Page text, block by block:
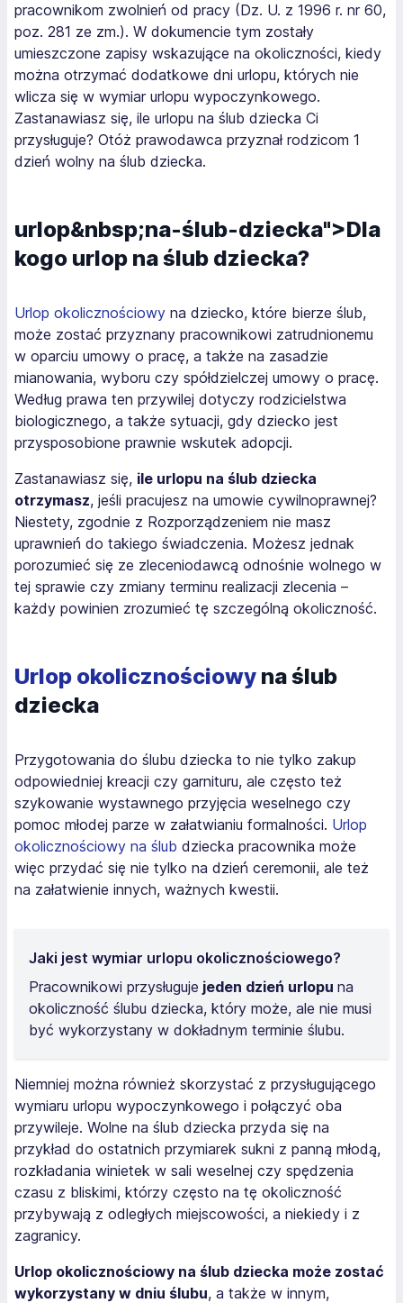
pracownikom zwolnień od pracy (Dz. U. z 1996 r. nr 60,
poz. 281 ze zm.). W dokumencie tym zostały
umieszczone zapisy wskazujące na okoliczności, kiedy
można otrzymać dodatkowe dni urlopu, których nie
wlicza się w wymiar urlopu wypoczynkowego.
Zastanawiasz się, ile urlopu na ślub dziecka Ci
przysługuje? Otóż prawodawca przyznał rodzicom 1
dzień wolny na ślub dziecka.
urlop&nbsp;na-ślub-dziecka">Dla
kogo urlop na ślub dziecka?
Urlop okolicznościowy na dziecko, które bierze ślub,
może zostać przyznany pracownikowi zatrudnionemu
w oparciu umowy o pracę, a także na zasadzie
mianowania, wyboru czy spółdzielczej umowy o pracę.
Według prawa ten przywilej dotyczy rodzicielstwa
biologicznego, a także sytuacji, gdy dziecko jest
przysposobione prawnie wskutek adopcji.
Zastanawiasz się, ile urlopu na ślub dziecka
otrzymasz, jeśli pracujesz na umowie cywilnoprawnej?
Niestety, zgodnie z Rozporządzeniem nie masz
uprawnień do takiego świadczenia. Możesz jednak
porozumieć się ze zleceniodawcą odnośnie wolnego w
tej sprawie czy zmiany terminu realizacji zlecenia –
każdy powinien zrozumieć tę szczególną okoliczność.
Urlop okolicznościowy na ślub
dziecka
Przygotowania do ślubu dziecka to nie tylko zakup
odpowiedniej kreacji czy garnituru, ale często też
szykowanie wystawnego przyjęcia weselnego czy
pomoc młodej parze w załatwianiu formalności. Urlop
okolicznościowy na ślub dziecka pracownika może
więc przydać się nie tylko na dzień ceremonii, ale też
na załatwienie innych, ważnych kwestii.
Jaki jest wymiar urlopu okolicznościowego?
Pracownikowi przysługuje jeden dzień urlopu na
okoliczność ślubu dziecka, który może, ale nie musi
być wykorzystany w dokładnym terminie ślubu.
Niemniej można również skorzystać z przysługującego
wymiaru urlopu wypoczynkowego i połączyć oba
przywileje. Wolne na ślub dziecka przyda się na
przykład do ostatnich przymiarek sukni z panną młodą,
rozkładania winietek w sali weselnej czy spędzenia
czasu z bliskimi, którzy często na tę okoliczność
przybywają z odległych miejscowości, a niekiedy i z
zagranicy.
Urlop okolicznościowy na ślub dziecka może zostać
wykorzystany w dniu ślubu, a także w innym,